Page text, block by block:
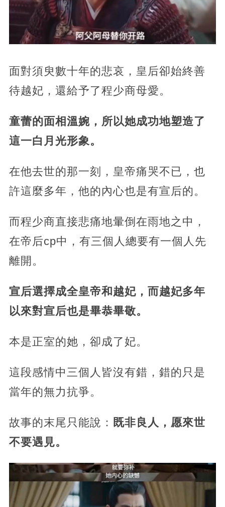
面對須臾數十年的悲哀，皇后卻始終善
待越妃，還給予了程少商母愛。
童蕾的面相溫婉，所以她成功地塑造了
這一白月光形象。
在他去世的那一刻，皇帝痛哭不已，也
許這麼多年，他的內心也是有宣后的。
而程少商直接悲痛地暈倒在雨地之中，
在帝后cp中，有三個人總要有一個人先
離開。
宣后選擇成全皇帝和越妃，而越妃多年
以來對宣后也是畢恭畢敬。
本是正室的她，卻成了妃。
這段感情中三個人皆沒有錯，錯的只是
當年的無力抗爭。
故事的末尾只能說： 既非良人，愿來世
不要遇見。